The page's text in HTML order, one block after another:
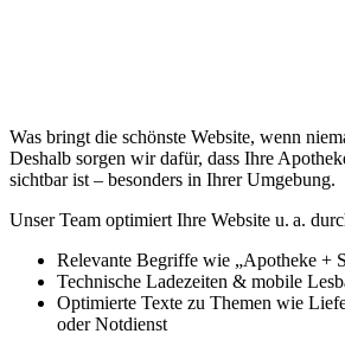
Was bringt die schönste Website, wenn
Deshalb sorgen wir dafür, dass Ihre
sichtbar ist – besonders in Ihrer Umgebung.
Unser Team optimiert Ihre Website u. a.
Relevante Begriffe wie „Apotheke +
Technische Ladezeiten & mobile
Optimierte Texte zu Themen wie
oder Notdienst